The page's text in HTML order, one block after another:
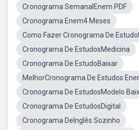
Cronograma SemanalEnem PDF
Cronograma Enem4 Meses
Como Fazer Cronograma De
Cronograma De EstudosMedicina
Cronograma De EstudoBaixar
MelhorCronograma De Estudos
Cronograma De EstudosModelo
Cronograma De EstudosDigital
Cronograma DeInglês Sozinho